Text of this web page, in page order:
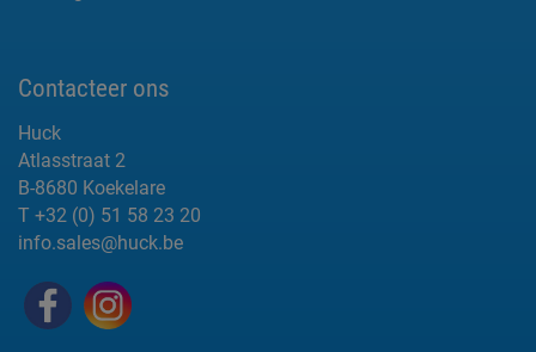
Contacteer ons
Huck
Atlasstraat 2
B-8680 Koekelare
T +32 (0) 51 58 23 20
info.sales@huck.be